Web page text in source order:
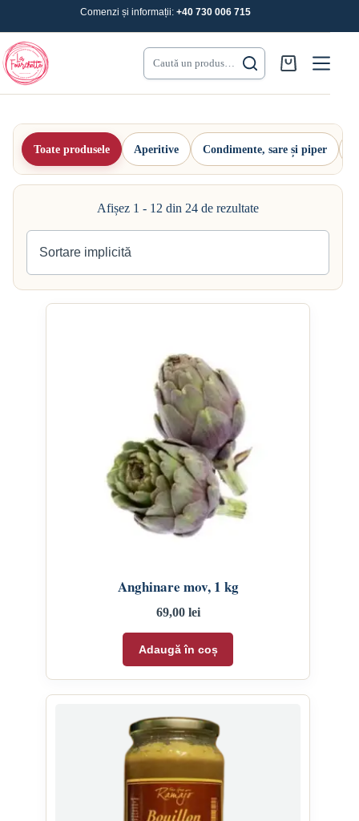
conținut
Comenzi și informații: +40 730 006 715
Caută un produs…
Coș
cumpărături
Toate produsele Aperitive Condimente, sare și piper
Afișez 1 - 12 din 24 de rezultate
Anghinare mov, 1 kg
69,00 lei
Adaugă în coș